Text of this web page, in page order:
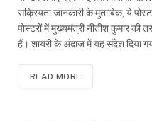
सक्रियता जानकारी के मुताबिक, ये
पोस्टरों में मुख्यमंत्री नीतीश कुमार की
हैं। शायरी के अंदाज में यह संदेश दिया
READ MORE